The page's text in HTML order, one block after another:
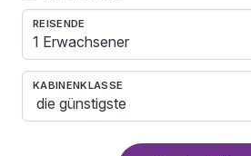
REISENDE
1 Erwachsener
KABINENKLASSE